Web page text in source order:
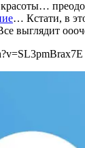
… Кстати, в
выглядит